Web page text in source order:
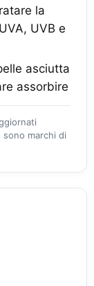
la
UVB e
asciutta
assorbire
sono marchi di